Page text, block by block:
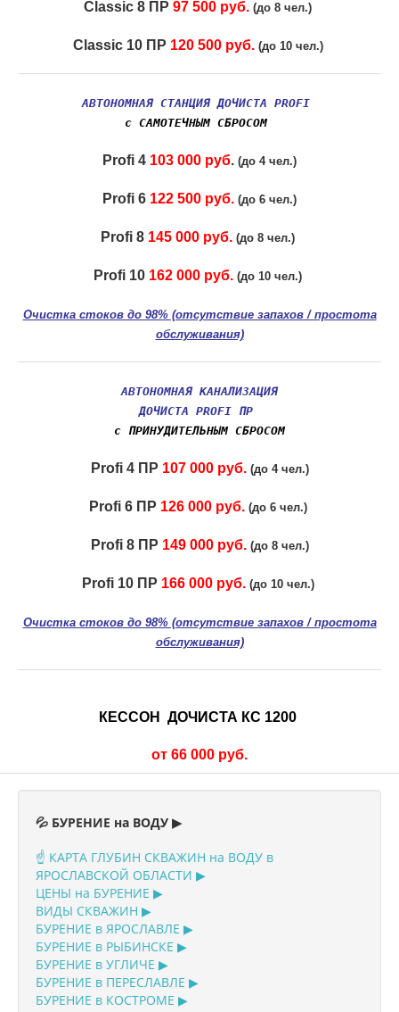
Classic 8 ПР 97 500 руб. (до 8 чел.)
Classic 10 ПР 120 500 руб. (до 10 чел.)
АВТОНОМНАЯ СТАНЦИЯ ДОЧИСТА PROFI
с САМОТЕЧНЫМ СБРОСОМ
Profi 4 103 000 руб. (до 4 чел.)
Profi 6 122 500 руб. (до 6 чел.)
Profi 8 145 000 руб. (до 8 чел.)
Profi 10 162 000 руб. (до 10 чел.)
Очистка стоков до 98% (отсутствие запахов / простота
обслуживания)
АВТОНОМНАЯ КАНАЛИЗАЦИЯ
ДОЧИСТА PROFI ПР
с ПРИНУДИТЕЛЬНЫМ СБРОСОМ
Profi 4 ПР 107 000 руб. (до 4 чел.)
Profi 6 ПР 126 000 руб. (до 6 чел.)
Profi 8 ПР 149 000 руб. (до 8 чел.)
Profi 10 ПР 166 000 руб. (до 10 чел.)
Очистка стоков до 98% (отсутствие запахов / простота
обслуживания)
КЕССОН ДОЧИСТА КС 1200
от 66 000 руб.
💦 БУРЕНИЕ на ВОДУ ▶
☝️ КАРТА ГЛУБИН СКВАЖИН на ВОДУ в
ЯРОСЛАВСКОЙ ОБЛАСТИ ▶
ЦЕНЫ на БУРЕНИЕ ▶
ВИДЫ СКВАЖИН ▶
БУРЕНИЕ в ЯРОСЛАВЛЕ ▶
БУРЕНИЕ в РЫБИНСКЕ ▶
БУРЕНИЕ в УГЛИЧЕ ▶
БУРЕНИЕ в ПЕРЕСЛАВЛЕ ▶
БУРЕНИЕ в КОСТРОМЕ ▶